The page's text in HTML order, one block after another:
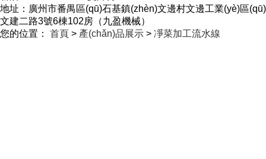
地址：廣州市番禺區(qū)石基鎮(zhèn)文邊村文邊工業(yè)區(qū)
文建二路3號6棟102房（九盈機械）
您的位置： 首頁 > 產(chǎn)品展示 > 凈菜加工流水線